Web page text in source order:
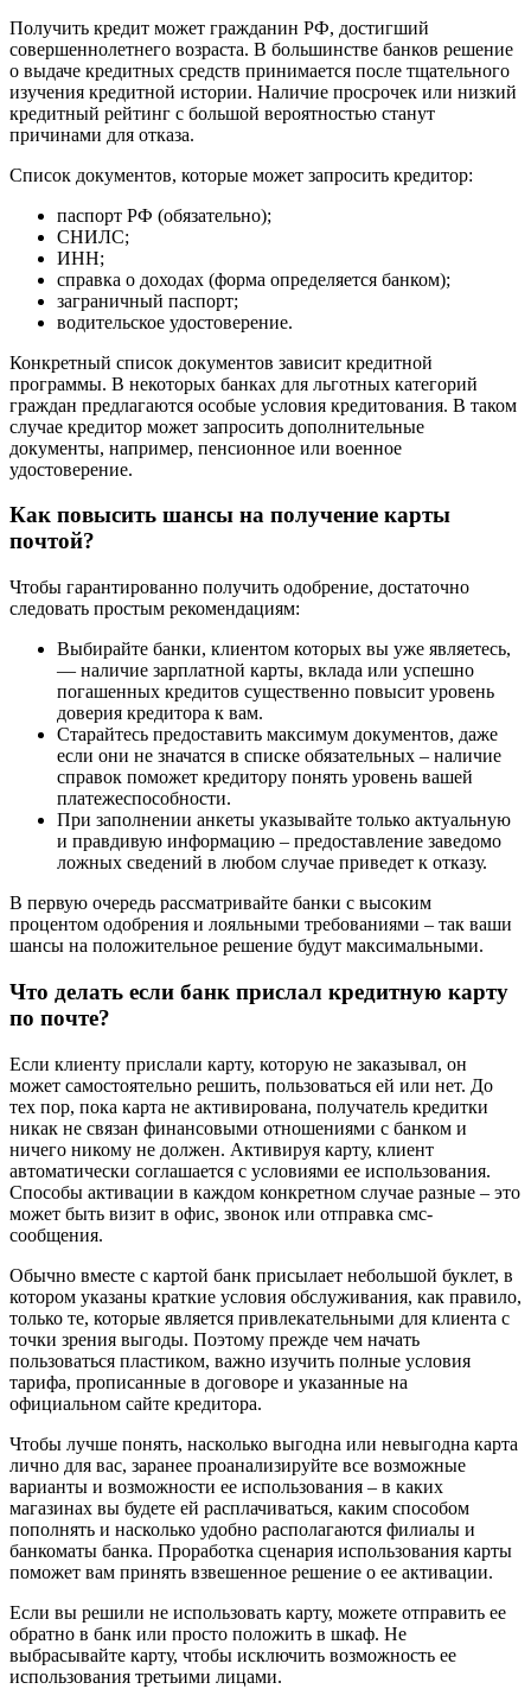
Получить кредит может гражданин РФ, достигший
совершеннолетнего возраста. В большинстве банков решение
о выдаче кредитных средств принимается после тщательного
изучения кредитной истории. Наличие просрочек или низкий
кредитный рейтинг с большой вероятностью станут
причинами для отказа.
Список документов, которые может запросить кредитор:
паспорт РФ (обязательно);
СНИЛС;
ИНН;
справка о доходах (форма определяется банком);
заграничный паспорт;
водительское удостоверение.
Конкретный список документов зависит кредитной
программы. В некоторых банках для льготных категорий
граждан предлагаются особые условия кредитования. В таком
случае кредитор может запросить дополнительные
документы, например, пенсионное или военное
удостоверение.
Как повысить шансы на получение карты
почтой?
Чтобы гарантированно получить одобрение, достаточно
следовать простым рекомендациям:
Выбирайте банки, клиентом которых вы уже являетесь,
— наличие зарплатной карты, вклада или успешно
погашенных кредитов существенно повысит уровень
доверия кредитора к вам.
Старайтесь предоставить максимум документов, даже
если они не значатся в списке обязательных – наличие
справок поможет кредитору понять уровень вашей
платежеспособности.
При заполнении анкеты указывайте только актуальную
и правдивую информацию – предоставление заведомо
ложных сведений в любом случае приведет к отказу.
В первую очередь рассматривайте банки с высоким
процентом одобрения и лояльными требованиями – так ваши
шансы на положительное решение будут максимальными.
Что делать если банк прислал кредитную карту
по почте?
Если клиенту прислали карту, которую не заказывал, он
может самостоятельно решить, пользоваться ей или нет. До
тех пор, пока карта не активирована, получатель кредитки
никак не связан финансовыми отношениями с банком и
ничего никому не должен. Активируя карту, клиент
автоматически соглашается с условиями ее использования.
Способы активации в каждом конкретном случае разные – это
может быть визит в офис, звонок или отправка смс-
сообщения.
Обычно вместе с картой банк присылает небольшой буклет, в
котором указаны краткие условия обслуживания, как правило,
только те, которые является привлекательными для клиента с
точки зрения выгоды. Поэтому прежде чем начать
пользоваться пластиком, важно изучить полные условия
тарифа, прописанные в договоре и указанные на
официальном сайте кредитора.
Чтобы лучше понять, насколько выгодна или невыгодна карта
лично для вас, заранее проанализируйте все возможные
варианты и возможности ее использования – в каких
магазинах вы будете ей расплачиваться, каким способом
пополнять и насколько удобно располагаются филиалы и
банкоматы банка. Проработка сценария использования карты
поможет вам принять взвешенное решение о ее активации.
Если вы решили не использовать карту, можете отправить ее
обратно в банк или просто положить в шкаф. Не
выбрасывайте карту, чтобы исключить возможность ее
использования третьими лицами.